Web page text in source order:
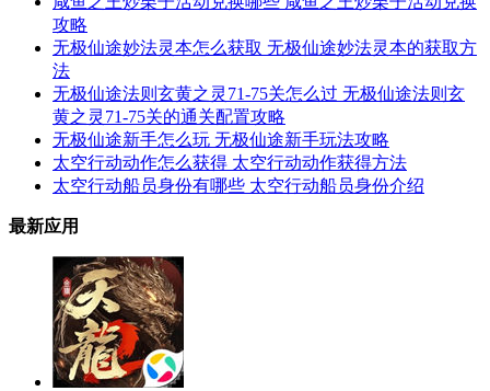
攻略
无极仙途妙法灵本怎么获取 无极仙途妙法灵本的获取方
法
无极仙途法则玄黄之灵71-75关怎么过 无极仙途法则玄
黄之灵71-75关的通关配置攻略
无极仙途新手怎么玩 无极仙途新手玩法攻略
太空行动动作怎么获得 太空行动动作获得方法
太空行动船员身份有哪些 太空行动船员身份介绍
最新应用